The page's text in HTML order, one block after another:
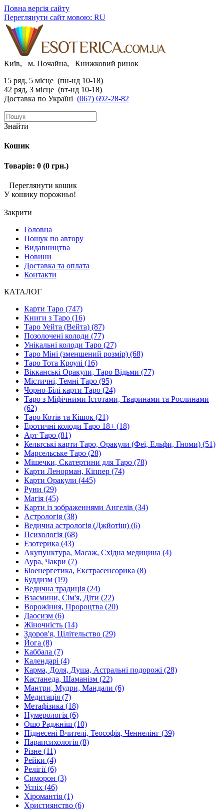
Повна версія сайту
Переглянути сайт мовою: RU
Київ, м. Почайна, Книжковий ринок
15 ряд, 5 місце (пн-нд 10-18)
42 ряд, 3 місце (вт-нд 10-18)
Доставка по Україні (067) 692-28-82
Знайти
Кошик
Товарів: 0 (0 грн.)
Переглянути кошик
У кошику порожньо!
Закрити
Головна
Пошук по автору
Видавництва
Новини
Доставка та оплата
Контакти
КАТАЛОГ
Карти Таро (747)
Книги з Таро (16)
Таро Уейта (Вейта) (87)
Позолочені колоди (77)
Унікальні колоди Таро (27)
Таро Міні (зменшений розмір) (68)
Таро Тота Кроулі (16)
Вікканські Оракули, Таро Відьми (77)
Містичні, Темні Таро (95)
Чорно-Білі карти Таро (24)
Таро з Міфічними Істотами, Тваринами та Рослинами
(62)
Таро Котів та Кішок (21)
Еротичні колоди Таро 18+ (18)
Арт Таро (81)
Кельтські карти Таро, Оракули (Феї, Ельфи, Гноми) (51)
Марсельське Таро (28)
Мішечки, Скатертини для Таро (78)
Карти Ленорман, Кіппер (74)
Карти Оракули (445)
Руни (29)
Магія (45)
Карти із зображеннями Ангелів (34)
Астрологія (38)
Ведична астрологія (Джйотіш) (6)
Психологія (68)
Езотерика (43)
Акупунктура, Масаж, Східна медицина (4)
Аура, Чакри (7)
Біоенергетика, Екстрасенсорика (8)
Буддизм (19)
Ведична традиція (24)
Взаємини, Сім'я, Діти (22)
Ворожіння, Пророцтва (20)
Даосизм (6)
Жіночність (14)
Здоров'я, Цілітельство (29)
Йога (8)
Каббала (7)
Календарі (4)
Карма, Доля, Душа, Астральні подорожі (28)
Кастанеда, Шаманізм (22)
Мантри, Мудри, Мандали (6)
Медитація (7)
Метафізика (18)
Нумерологія (6)
Ошо Раджніш (10)
Піднесені Вчителі, Теософія, Ченнелінг (39)
Парапсихологія (8)
Різне (11)
Рейки (4)
Релігії (6)
Симорон (3)
Успіх (46)
Хіромантія (1)
Християнство (6)